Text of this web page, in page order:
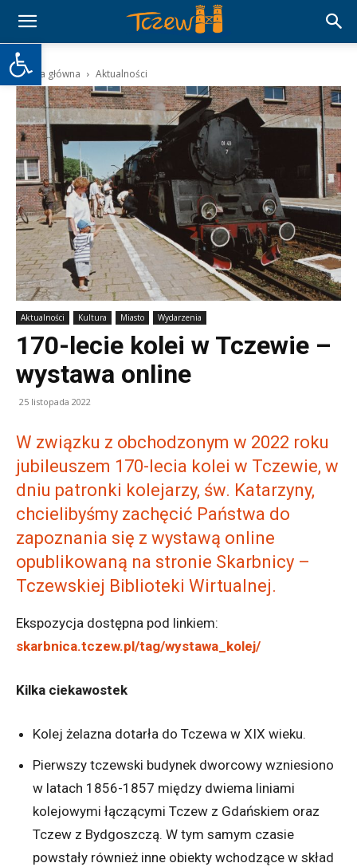
Otwórz pasek narzędzi
Strona główna Aktualności
Aktualności Kultura Miasto Wydarzenia
170-lecie kolei w Tczewie –
wystawa online
25 listopada 2022
W związku z obchodzonym w 2022 roku
jubileuszem 170-lecia kolei w Tczewie, w
dniu patronki kolejarzy, św. Katarzyny,
chcielibyśmy zachęcić Państwa do
zapoznania się z wystawą online
opublikowaną na stronie Skarbnicy –
Tczewskiej Biblioteki Wirtualnej.
Ekspozycja dostępna pod linkiem:
skarbnica.tczew.pl/tag/wystawa_kolej/
Kilka ciekawostek
Kolej żelazna dotarła do Tczewa w XIX wieku.
Pierwszy tczewski budynek dworcowy wzniesiono
w latach 1856-1857 między dwiema liniami
kolejowymi łączącymi Tczew z Gdańskiem oraz
Tczew z Bydgoszczą. W tym samym czasie
powstały również inne obiekty wchodzące w skład